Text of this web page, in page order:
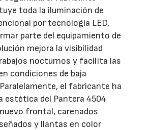
toda la iluminación de
por tecnología LED,
parte del equipamiento de
mejora la visibilidad
nocturnos y facilita las
condiciones de baja
el fabricante ha
estética del Pantera 4504
frontal, carenados
y llantas en color